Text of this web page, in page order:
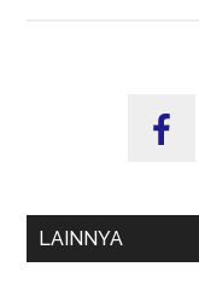
Sidebar
LAINNYA